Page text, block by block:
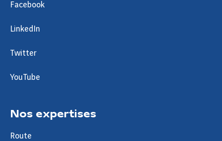
Facebook
LinkedIn
Twitter
YouTube
Nos expertises
Route